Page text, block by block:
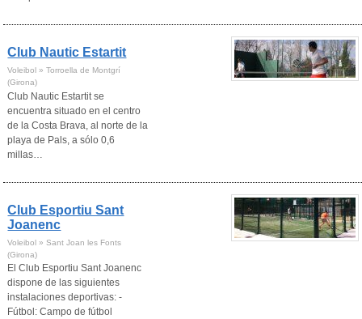
Club Nautic Estartit
Voleibol » Torroella de Montgrí
(Girona)
Club Nautic Estartit se
encuentra situado en el centro
de la Costa Brava, al norte de la
playa de Pals, a sólo 0,6
millas…
Club Esportiu Sant
Joanenc
Voleibol » Sant Joan les Fonts
(Girona)
El Club Esportiu Sant Joanenc
dispone de las siguientes
instalaciones deportivas: -
Fútbol: Campo de fútbol